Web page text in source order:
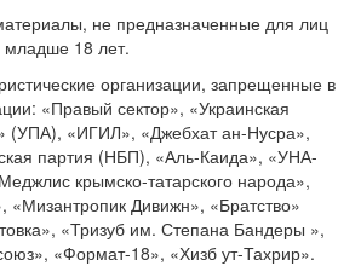
не предназначенные для лиц
младше 18 лет.
организации, запрещенные в
«Правый сектор», «Украинская
(УПА), «ИГИЛ», «Джебхат ан-Нусра»,
партия (НБП), «Аль-Каида», «УНА-
крымско-татарского народа»,
«Мизантропик Дивижн», «Братство»
«Тризуб им. Степана Бандеры »,
«Формат-18», «Хизб ут-Тахрир».